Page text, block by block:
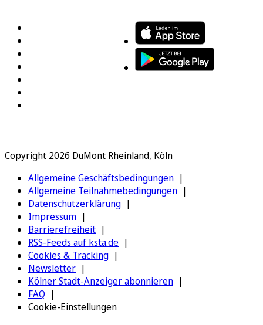
Copyright 2026 DuMont Rheinland, Köln
Allgemeine Geschäftsbedingungen
Allgemeine Teilnahmebedingungen
Datenschutzerklärung
Impressum
Barrierefreiheit
RSS-Feeds auf ksta.de
Cookies & Tracking
Newsletter
Kölner Stadt-Anzeiger abonnieren
FAQ
Cookie-Einstellungen